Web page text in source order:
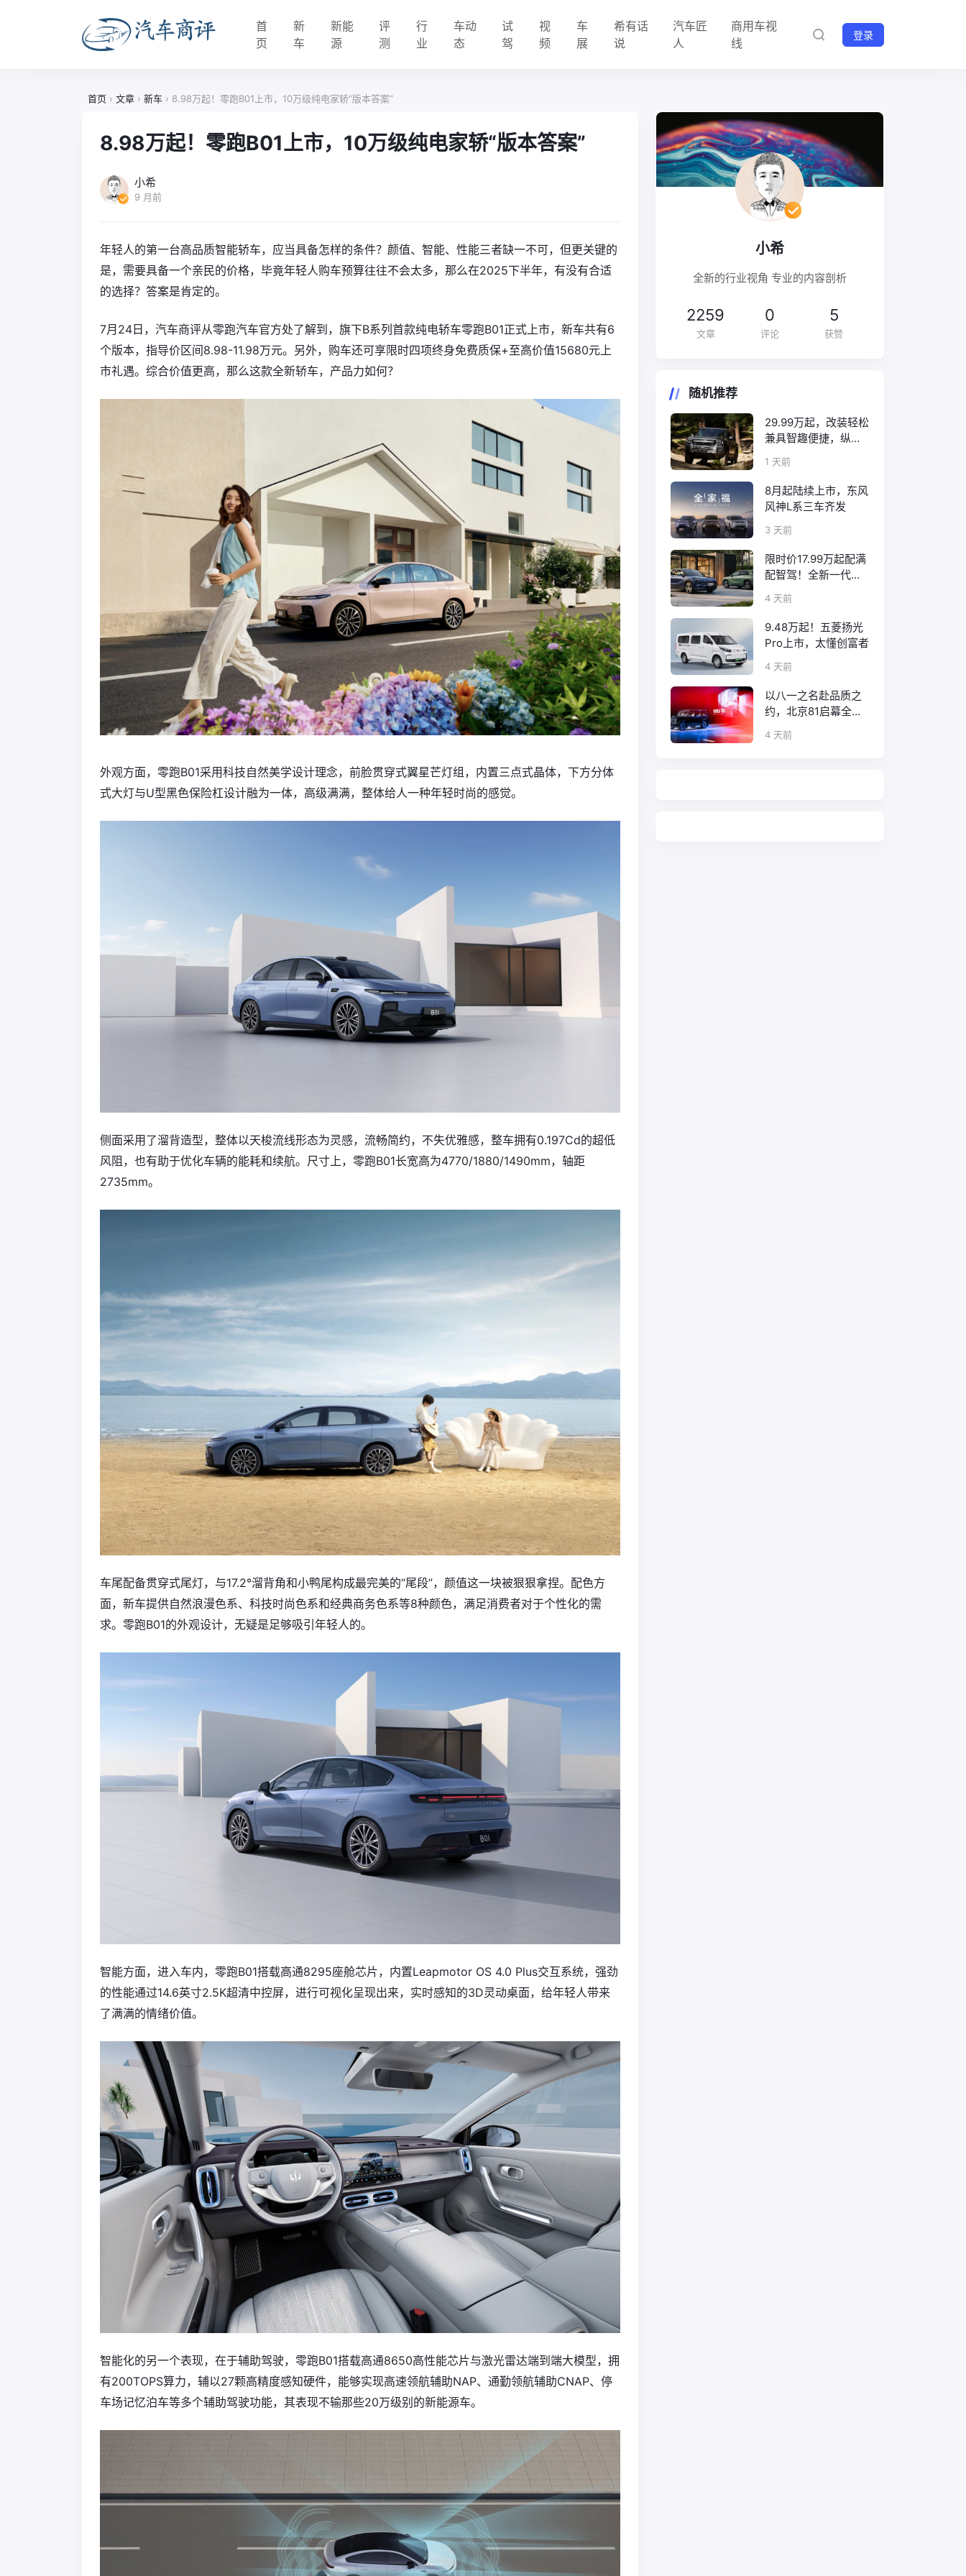
首
页
新
车
新能
源
评
测
行
业
车动
态
试
驾
视
频
车
展
希有话
说
汽车匠
人
商用车视
线
登录
首页 › 文章 › 新车 › 8.98万起！零跑B01上市，10万级纯电家轿“版本答案”
8.98万起！零跑B01上市，10万级纯电家轿“版本答案”
小希
9 月前
年轻人的第一台高品质智能轿车，应当具备怎样的条件？颜值、智能、性能三者缺一不可，但更关键的
是，需要具备一个亲民的价格，毕竟年轻人购车预算往往不会太多，那么在2025下半年，有没有合适
的选择？答案是肯定的。
7月24日，汽车商评从零跑汽车官方处了解到，旗下B系列首款纯电轿车零跑B01正式上市，新车共有6
个版本，指导价区间8.98-11.98万元。另外，购车还可享限时四项终身免费质保+至高价值15680元上
市礼遇。综合价值更高，那么这款全新轿车，产品力如何？
外观方面，零跑B01采用科技自然美学设计理念，前脸贯穿式翼星芒灯组，内置三点式晶体，下方分体
式大灯与U型黑色保险杠设计融为一体，高级满满，整体给人一种年轻时尚的感觉。
侧面采用了溜背造型，整体以天梭流线形态为灵感，流畅简约，不失优雅感，整车拥有0.197Cd的超低
风阻，也有助于优化车辆的能耗和续航。尺寸上，零跑B01长宽高为4770/1880/1490mm，轴距
2735mm。
车尾配备贯穿式尾灯，与17.2°溜背角和小鸭尾构成最完美的“尾段”，颜值这一块被狠狠拿捏。配色方
面，新车提供自然浪漫色系、科技时尚色系和经典商务色系等8种颜色，满足消费者对于个性化的需
求。零跑B01的外观设计，无疑是足够吸引年轻人的。
智能方面，进入车内，零跑B01搭载高通8295座舱芯片，内置Leapmotor OS 4.0 Plus交互系统，强劲
的性能通过14.6英寸2.5K超清中控屏，进行可视化呈现出来，实时感知的3D灵动桌面，给年轻人带来
了满满的情绪价值。
智能化的另一个表现，在于辅助驾驶，零跑B01搭载高通8650高性能芯片与激光雷达端到端大模型，拥
有200TOPS算力，辅以27颗高精度感知硬件，能够实现高速领航辅助NAP、通勤领航辅助CNAP、停
车场记忆泊车等多个辅助驾驶功能，其表现不输那些20万级别的新能源车。
小希
全新的行业视角 专业的内容剖析
2259
文章
0
评论
5
获赞
随机推荐
29.99万起，改装轻松
兼具智趣便捷，纵横
F700上市
1 天前
8月起陆续上市，东风
风神L系三车齐发
3 天前
限时价17.99万起配满
配智驾！全新一代天
工08正式上市
4 天前
9.48万起！五菱扬光
Pro上市，太懂创富者
4 天前
以八一之名赴品质之
约，北京81启幕全新
口碑征程
4 天前